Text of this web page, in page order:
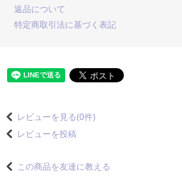
返品について
特定商取引法に基づく表記
レビューを見る(0件)
レビューを投稿
この商品を友達に教える